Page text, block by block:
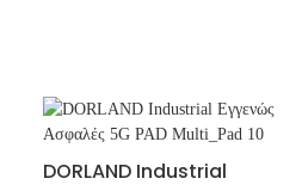
DORLAND Industrial